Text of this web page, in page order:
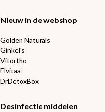
Nieuw in de webshop
Golden Naturals
Ginkel's
Vitortho
Elvitaal
DrDetoxBox
Desinfectie middelen